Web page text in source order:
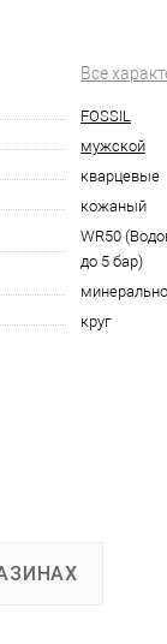
Все
FOSSIL
мужской
кварцевые
кожаный
WR50
до 5 бар)
круг